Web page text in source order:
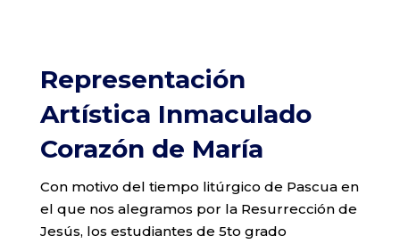
Representación
Artística Inmaculado
Corazón de María
Con motivo del tiempo litúrgico de Pascua en
el que nos alegramos por la Resurrección de
Jesús, los estudiantes de 5to grado